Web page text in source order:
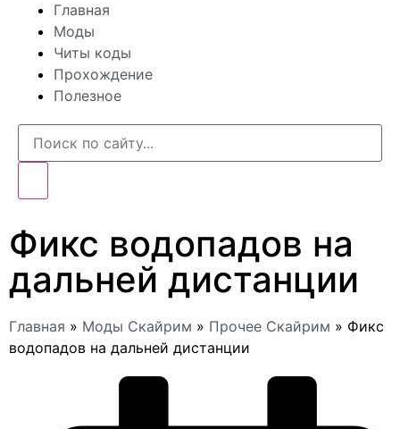
Главная
Моды
Читы коды
Прохождение
Полезное
Фикс водопадов на
дальней дистанции
Главная » Моды Скайрим » Прочее Скайрим » Фикс
водопадов на дальней дистанции